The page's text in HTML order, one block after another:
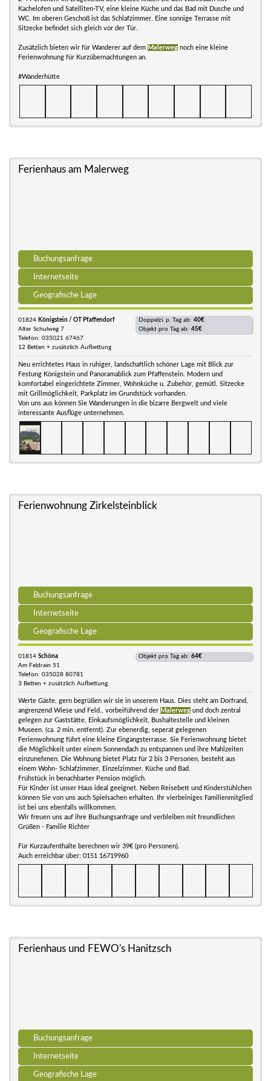
Kachelofen und Satelliten-TV, eine kleine Küche und das Bad mit Dusche und
WC. Im oberen Geschoß ist das Schlafzimmer. Eine sonnige Terrasse mit
Sitzecke befindet sich gleich vor der Tür.
Zusätzlich bieten wir für Wanderer auf dem Malerweg noch eine kleine
Ferienwohnung für Kurzübernachtungen an.
#Wanderhütte
Ferienhaus am Malerweg
Buchungsanfrage
Internetseite
Geografische Lage
01824 Königstein / OT Pfaffendorf
Alter Schulweg 7
Telefon: 035021 67467
12 Betten + zusätzlich Aufbettung
Doppelzi. p. Tag ab: 40€
Objekt pro Tag ab: 45€
Neu errichtetes Haus in ruhiger, landschaftlich schöner Lage mit Blick zur
Festung Königstein und Panoramablick zum Pfaffenstein. Modern und
komfortabel eingerichtete Zimmer, Wohnküche u. Zubehör, gemütl. Sitzecke
mit Grillmöglichkeit, Parkplatz im Grundstück vorhanden.
Von uns aus können Sie Wanderungen in die bizarre Bergwelt und viele
interessante Ausflüge unternehmen.
Ferienwohnung Zirkelsteinblick
Buchungsanfrage
Internetseite
Geografische Lage
01814 Schöna
Am Feldrain 51
Telefon: 035028 80781
3 Betten + zusätzlich Aufbettung
Objekt pro Tag ab: 64€
Werte Gäste, gern begrüßen wir sie in unserem Haus. Dies steht am Dorfrand,
angrenzend Wiese und Feld., vorbeiführend der Malerweg und doch zentral
gelegen zur Gaststätte, Einkaufsmöglichkeit, Bushaltestelle und kleinen
Museen. (ca. 2 min. entfernt). Zur ebenerdig, seperat gelegenen
Ferienwohnung führt eine kleine Eingangsterrasse. Sie Ferienwohnung bietet
die Möglichkeit unter einem Sonnendach zu entspannen und ihre Mahlzeiten
einzunehmen. Die Wohnung bietet Platz für 2 bis 3 Personen, besteht aus
einem Wohn- Schlafzimmer, Einzelzimmer, Küche und Bad.
Frühstück in benachbarter Pension möglich.
Für Kinder ist unser Haus ideal geeignet. Neben Reisebett und Kinderstühlchen
können Sie von uns auch Spielsachen erhalten. Ihr vierbeiniges Familienmitglied
ist bei uns ebenfalls willkommen.
Wir freuen uns auf ihre Buchungsanfrage und verbleiben mit freundlichen
Grüßen - Familie Richter
Für Kurzaufenthalte berechnen wir 39€ (pro Personen).
Auch erreichbar über: 0151 16719960
Ferienhaus und FEWO's Hanitzsch
Buchungsanfrage
Internetseite
Geografische Lage